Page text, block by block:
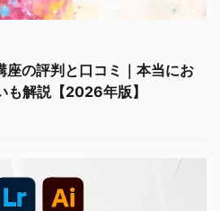
の評判と口コミ｜本当にお
解説【2026年版】